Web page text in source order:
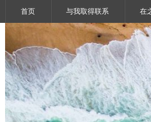
首页 与我取得联系 在